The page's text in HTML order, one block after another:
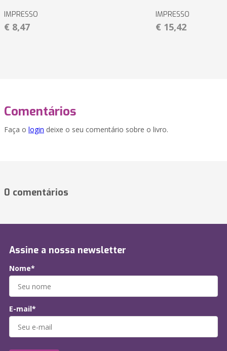
IMPRESSO
€ 8,47
IMPRESSO
€ 15,42
Comentários
Faça o login deixe o seu comentário sobre o livro.
0 comentários
Assine a nossa newsletter
Nome*
E-mail*